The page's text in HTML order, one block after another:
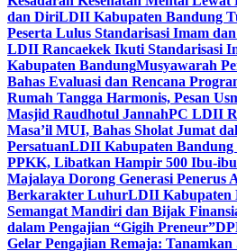
dan DiriLDII Kabupaten Bandung
Peserta Lulus Standarisasi Imam
LDII Rancaekek Ikuti Standarisasi
Kabupaten BandungMusyawarah
Bahas Evaluasi dan Rencana
Rumah Tangga Harmonis, Pesan
Masjid Raudhotul JannahPC LDII
Masa’il MUI, Bahas Sholat Jumat
PersatuanLDII Kabupaten Bandung
PPKK, Libatkan Hampir 500 Ibu-
Majalaya Dorong Generasi Penerus
Berkarakter LuhurLDII Kabupaten
Semangat Mandiri dan Bijak
dalam Pengajian “Gigih Preneur”
Gelar Pengajian Remaja: Tanamkan